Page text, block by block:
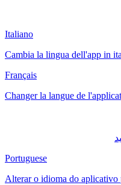
Italiano
Cambia la lingua dell'app in
Français
Changer la langue de
Portuguese
Alterar o idioma do aplicativo